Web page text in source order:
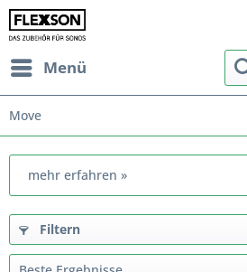
Menü
Move
mehr erfahren »
Filtern